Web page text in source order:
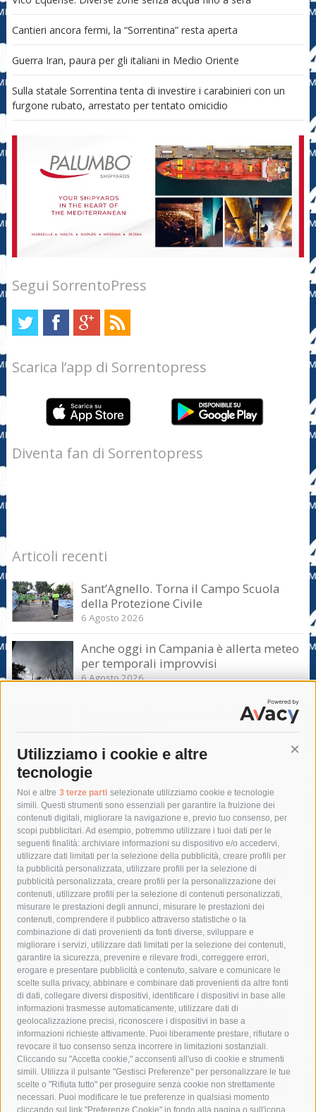
Utilizziamo i cookie e altre
tecnologie
Noi e altre 3 terze parti selezionate utilizziamo cookie e tecnologie
simili. Questi strumenti sono essenziali per garantire la fruizione dei
contenuti digitali, migliorare la navigazione e, previo tuo consenso, per
scopi pubblicitari. Ad esempio, potremmo utilizzare i tuoi dati per le
seguenti finalità: archiviare informazioni su dispositivo e/o accedervi,
utilizzare dati limitati per la selezione della pubblicità, creare profili per
la pubblicità personalizzata, utilizzare profili per la selezione di
pubblicità personalizzata, creare profili per la personalizzazione dei
contenuti, utilizzare profili per la selezione di contenuti personalizzati,
misurare le prestazioni degli annunci, misurare le prestazioni dei
contenuti, comprendere il pubblico attraverso statistiche o la
combinazione di dati provenienti da fonti diverse, sviluppare e
migliorare i servizi, utilizzare dati limitati per la selezione dei contenuti,
garantire la sicurezza, prevenire e rilevare frodi, correggere errori,
erogare e presentare pubblicità e contenuto, salvare e comunicare le
scelte sulla privacy, abbinare e combinare dati provenienti da altre fonti
di dati, collegare diversi dispositivi, identificare i dispositivi in base alle
informazioni trasmesse automaticamente, utilizzare dati di
geolocalizzazione precisi, riconoscere i dispositivi in base a
informazioni richieste attivamente. Puoi liberamente prestare, rifiutare o
revocare il tuo consenso senza incorrere in limitazioni sostanziali.
Cliccando su "Accetta cookie," acconsenti all'uso di cookie e strumenti
simili. Utilizza il pulsante "Gestisci Preferenze" per personalizzare le tue
scelte o "Rifiuta tutto" per proseguire senza cookie non strettamente
necessari. Puoi modificare le tue preferenze in qualsiasi momento
cliccando sul link "Preferenze Cookie" in fondo alla pagina o sull'icona
Cantieri ancora fermi, la “Sorrentina” resta aperta
Guerra Iran, paura per gli italiani in Medio Oriente
Sulla statale Sorrentina tenta di investire i carabinieri con un
furgone rubato, arrestato per tentato omicidio
Segui SorrentoPress
Scarica l’app di Sorrentopress
Diventa fan di Sorrentopress
Articoli recenti
Sant’Agnello. Torna il Campo Scuola
della Protezione Civile
6 Agosto 2026
Anche oggi in Campania è allerta meteo
per temporali improvvisi
6 Agosto 2026
Domani e sabato interrotta la linea Eav
Napoli-Sorrento
Tag
acqua allerta meteo
anas
area marina protetta di punta campanella
arresto
Asl Napoli 3 sud
capitaneria di porto capri
carabinieri
castellammare di stabia
circumvesuviana
comune di sorrento
concerto
contagi
costiera amalfitana
covid-19 eav
elezioni
fondazione sorrento
gori guardia costiera
incidente
lavori
lorenzo balducelli mare
massa lubrense
massimo coppola
Meta napoli
ordinanza
penisola sorrentina
piano di sorrento
polizia municipale
protezione civile
Regione Campania
sant'agnello
sindaco cuomo
sorrento studenti temporali
treni
turismo
Vico Equense villa fiorentino vincenzo de luca